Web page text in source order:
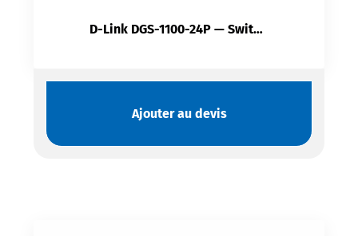
D-Link DGS-1100-24P — Switch 24 Ports Gigabit | 12 PoE+ | 48 Gbit/s | VLAN | QoS
Ajouter au devis